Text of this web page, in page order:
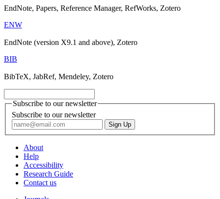
EndNote, Papers, Reference Manager, RefWorks, Zotero
ENW
EndNote (version X9.1 and above), Zotero
BIB
BibTeX, JabRef, Mendeley, Zotero
Subscribe to our newsletter
Subscribe to our newsletter
About
Help
Accessibility
Research Guide
Contact us